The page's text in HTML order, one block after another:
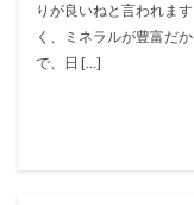
りが良いねと言われま
く、ミネラルが豊富だ
で、日 […]